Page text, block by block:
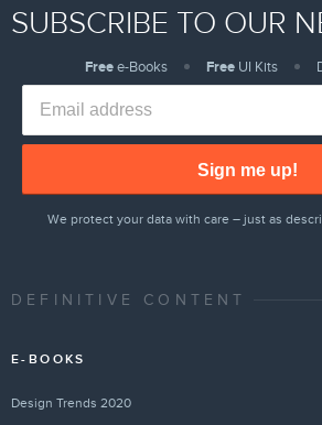
SUBSCRIBE TO OUR
Freee-Books Free UI Kits
Sign me up!
We protect your data with care – just as
DEFINITIVE CONTENT
E-BOOKS
Design Trends 2020